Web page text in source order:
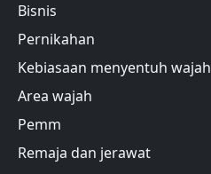
Bisnis
Pernikahan
Kebiasaan menyentuh wajah
Area wajah
Pemm
Remaja dan jerawat